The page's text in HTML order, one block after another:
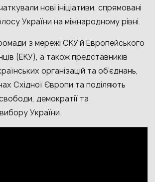
нові ініціативи, спрямовані
України на міжнародному рівні.
з мережі СКУ й Eвропейського
(ЕКУ), а також представників
організацій та об’єднань,
Східної Європи та поділяють
свободи, демократії та
України.